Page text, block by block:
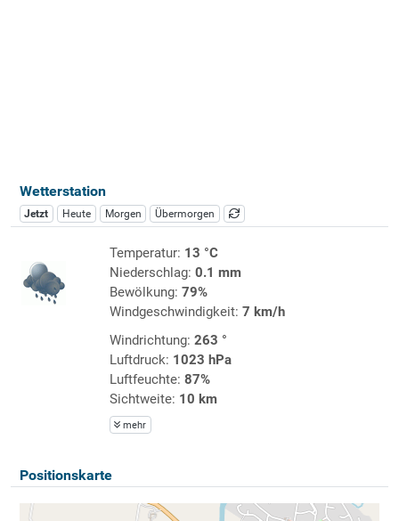
Wetterstation
Jetzt Heute Morgen Übermorgen
Temperatur: 13 °C
Niederschlag: 0.1 mm
Bewölkung: 79%
Windgeschwindigkeit: 7 km/h
Windrichtung: 263 °
Luftdruck: 1023 hPa
Luftfeuchte: 87%
Sichtweite: 10 km
mehr
Positionskarte